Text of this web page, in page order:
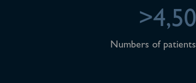
Numbers of patients